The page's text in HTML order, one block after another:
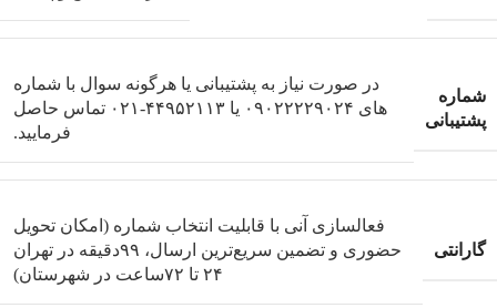
شماره
پشتیبانی
در صورت نیاز به پشتیبانی یا هرگونه سوال با شماره
های ۰۹۰۲۲۲۲۹۰۲۴ یا ۴۴۹۵۲۱۱۳-۰۲۱ تماس حاصل
فرمایید.
گارانتی
فعالسازی آنی با قابلیت انتخاب شماره (امکان تحویل
حضوری و تضمین سریع‌ترین ارسال، ۹۹دقیقه‌ در تهران
۲۴ تا ۷۲ساعت در شهرستان)